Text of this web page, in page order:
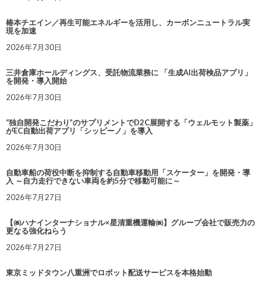
椿本チエイン／再生可能エネルギーを活用し、カーボンニュートラル実
現を加速
2026年7月30日
三井倉庫ホールディングス、受託物流業務に 「生成AI出荷検品アプリ」
を開発・導入開始
2026年7月30日
“独自開発こだわり”のサプリメントでD2C展開する「ウェルモット製薬」
がEC自動出荷アプリ「シッピーノ」を導入
2026年7月30日
自動車船の荷役中断を抑制する自動車移動用「スケーター」を開発・導
入 ～自力走行できない車両を約5分で移動可能に～
2026年7月27日
【㈱ハナインターナショナル×星清重機運輸㈱】グループ会社で販売力の
更なる強化ねらう
2026年7月27日
東京ミッドタウン八重洲でロボット配送サービスを本格始動